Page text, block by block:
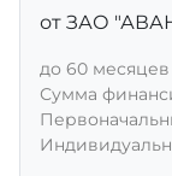
от ЗАО
до 60 месяцев
Сумма